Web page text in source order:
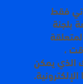
فقط
بلجنة
،
الذي يمكن